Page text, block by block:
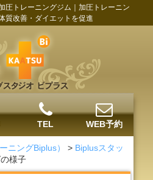
圧トレーニングジム｜加圧トレーニン
質改善・ダイエットを促進
TEL WEB予約
ニングBiplus） > Biplusスタッ
様子